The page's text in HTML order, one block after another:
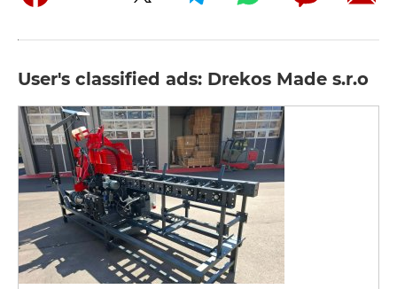
User's classified ads: Drekos Made s.r.o